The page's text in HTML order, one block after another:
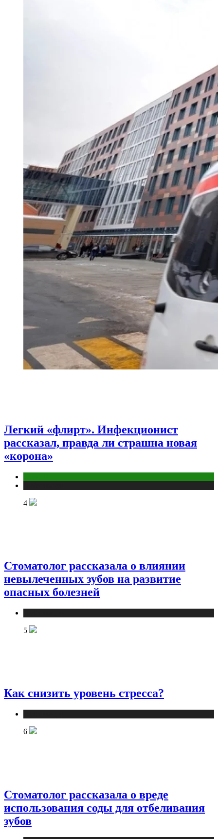
Легкий «флирт». Инфекционист
рассказал, правда ли страшна новая
«корона»
4
Стоматолог рассказала о влиянии
невылеченных зубов на развитие
опасных болезней
5
Как снизить уровень стресса?
6
Стоматолог рассказала о вреде
использования соды для отбеливания
зубов